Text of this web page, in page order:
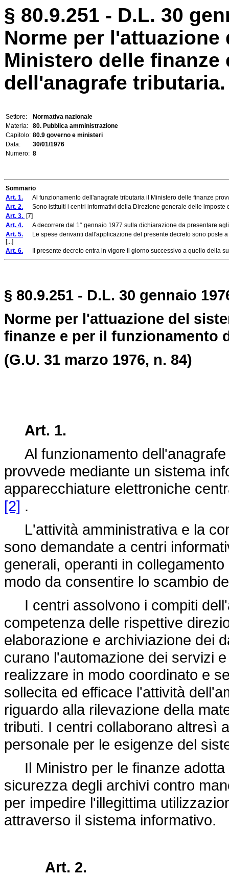
§ 80.9.251 - D.L. 30
Norme per
Ministero delle
dell'anagrafe tributaria.
Settore:
Normativa nazionale
Materia:
80. Pubblica amministrazione
Capitolo: 80.9 governo e ministeri
Data:
30/01/1976
Numero: 8
Sommario
Art. 1. Al funzionamento dell'anagrafe tributaria il Ministero delle finanze
Art. 2. Sono istituiti i centri informativi della Direzione generale delle imposte
Art. 3. [7]
Art. 4. A decorrere dal 1° gennaio 1977 sulla dichiarazione da presentare
Art. 5. Le spese derivanti dall'applicazione del presente decreto sono poste
[...]
Art. 6. Il presente decreto entra in vigore il giorno successivo a quello della
§ 80.9.251 - D.L. 30 gennaio
Norme per l'attuazione del
finanze e per il funzionamento
(G.U. 31 marzo 1976, n. 84)
Art. 1.
Al funzionamento dell'anagrafe
provvede mediante un sistema
apparecchiature elettroniche
[2] .
L'attività amministrativa e la
sono demandate a centri
generali, operanti in
modo da consentire lo scambio
I centri assolvono i compiti
competenza delle rispettive
elaborazione e archiviazione dei
curano l'automazione dei servizi
realizzare in modo coordinato e
sollecita ed efficace l'attività
riguardo alla rilevazione della
tributi. I centri collaborano altresì
personale per le esigenze del
Il Ministro per le finanze adotta
sicurezza degli archivi contro
per impedire l'illegittima
attraverso il sistema informativo.
Art. 2.